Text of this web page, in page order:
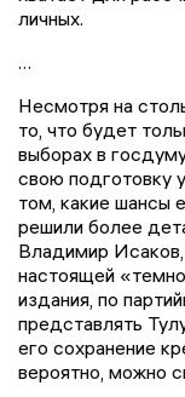
личных.
…
Несмотря на
то, что будет
выборах в
свою подготовку
том, какие шансы
решили более
Владимир
настоящей
издания, по
представлять
его сохранение
вероятно, можно